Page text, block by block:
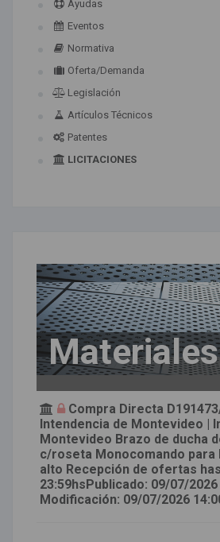
Ayudas
Eventos
Normativa
Oferta/Demanda
Legislación
Artículos Técnicos
Patentes
LICITACIONES
Materiales
Compra Directa
Intendencia de Montevideo |
Montevideo Brazo de ducha
c/roseta Monocomando
alto Recepción de ofertas
23:59hsPublicado: 09/07/
Modificación: 09/07/2026